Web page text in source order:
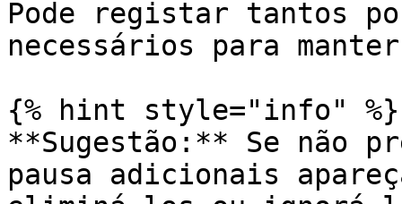
Pode registar tantos
necessários para
{% hint style="info" %}
**Sugestão:** Se não
pausa adicionais